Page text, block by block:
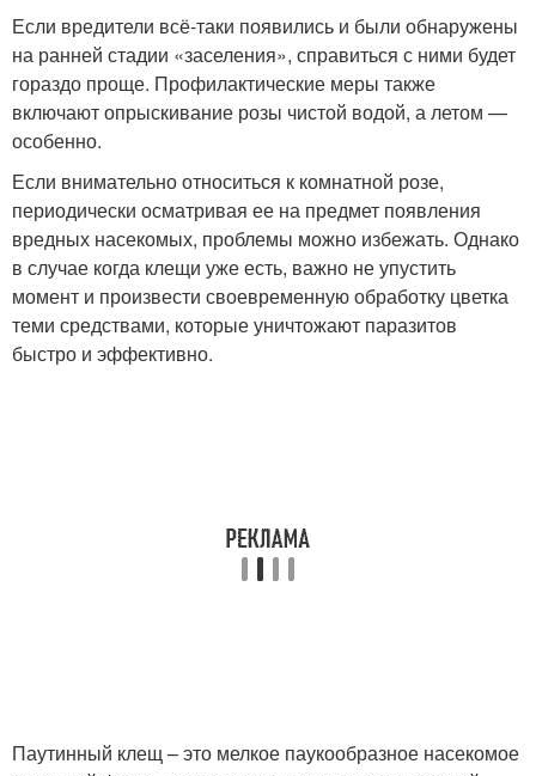
Если вредители всё-таки появились и были обнаружены
на ранней стадии «заселения», справиться с ними будет
гораздо проще. Профилактические меры также
включают опрыскивание розы чистой водой, а летом —
особенно.
Если внимательно относиться к комнатной розе,
периодически осматривая ее на предмет появления
вредных насекомых, проблемы можно избежать. Однако
в случае когда клещи уже есть, важно не упустить
момент и произвести своевременную обработку цветка
теми средствами, которые уничтожают паразитов
быстро и эффективно.
Паутинный клещ – это мелкое паукообразное насекомое